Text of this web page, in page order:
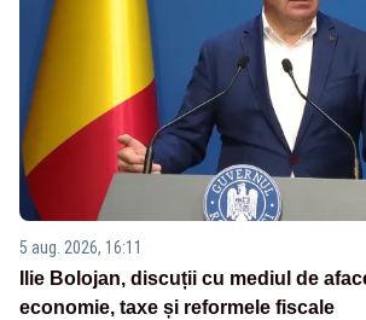
5 aug. 2026, 16:11
Ilie Bolojan, discuții cu mediul de
economie, taxe și reformele fiscale